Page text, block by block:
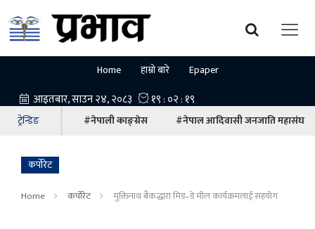
Home हाम्रो बारे Epaper
ट्रेन्डिङ #नेपाली काङ्ग्रेस #नेपाल आदिवासी जनजाति महासंघ
कर्पोरेट
Home कर्पोरेट मुक्तिनाथ बैंकद्धारा मिड–डे मील कार्यक्रमलाई सहयोग